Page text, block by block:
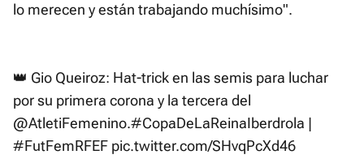
lo merecen y están trabajando muchísimo".
👑 Gio Queiroz: Hat-trick en las semis para luchar
por su primera corona y la tercera del
@AtletiFemenino.#CopaDeLaReinaIberdrola |
#FutFemRFEF pic.twitter.com/SHvqPcXd46